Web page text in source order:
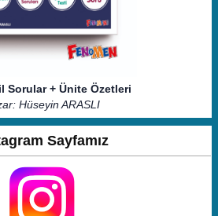
Sorular + Ünite Özetleri
Hüseyin ARASLI
Sayfamız